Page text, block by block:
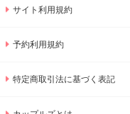
サイト利用規約
予約利用規約
特定商取引法に基づく表記